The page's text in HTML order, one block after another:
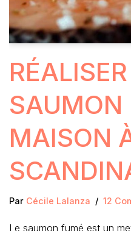
SAUMON
MAISON
Par Cécile Lalanza 12
Le saumon fumé est un